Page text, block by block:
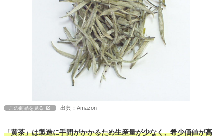
この商品を見る 出典：Amazon
「黄茶」は製造に手間がかかるため生産量が少なく、希少価値が高